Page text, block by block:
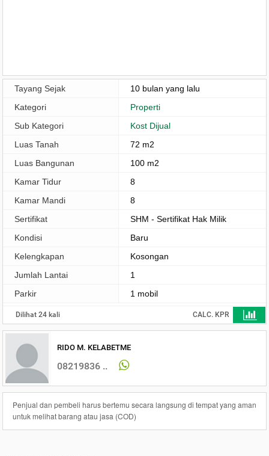
Tayang Sejak
10 bulan yang lalu
Kategori
Properti
Sub Kategori
Kost Dijual
Luas Tanah
72 m2
Luas Bangunan
100 m2
Kamar Tidur
8
Kamar Mandi
8
Sertifikat
SHM - Sertifikat Hak Milik
Kondisi
Baru
Kelengkapan
Kosongan
Jumlah Lantai
1
Parkir
1 mobil
Dilihat 24 kali CALC. KPR
RIDO M. KELABETME
08219836 ..
Penjual dan pembeli harus bertemu secara langsung di tempat yang aman
untuk melihat barang atau jasa (COD)